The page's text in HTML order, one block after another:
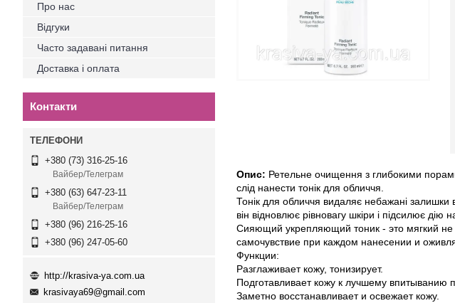
Опис: Ретельне очищення з глибокими
слід нанести тонік для обличчя.
Тонік для обличчя видаляє небажані залишки
він відновлює рівновагу шкіри і підсилює дію
Сияющий укрепляющий тоник - это мягкий
самочувствие при каждом нанесении и
Функции:
Разглаживает кожу, тонизирует.
Подготавливает кожу к лучшему впитыванию
Заметно восстанавливает и освежает кожу.
Про нас
Відгуки
Часто задавані питання
Доставка і оплата
Контакти
+380 (73) 316-25-16
Вайбер/Телеграм
+380 (63) 647-23-11
Вайбер/Телеграм
+380 (96) 216-25-16
+380 (96) 247-05-60
http://krasiva-ya.com.ua
krasivaya69@gmail.com